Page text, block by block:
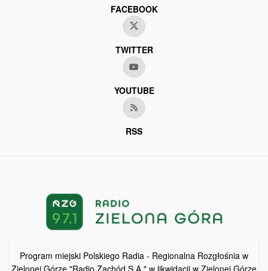
FACEBOOK
TWITTER
YOUTUBE
RSS
Program miejski Polskiego Radia - Regionalna Rozgłośnia w
Zielonej Górze "Radio Zachód S.A." w likwidacji w Zielonej Górze